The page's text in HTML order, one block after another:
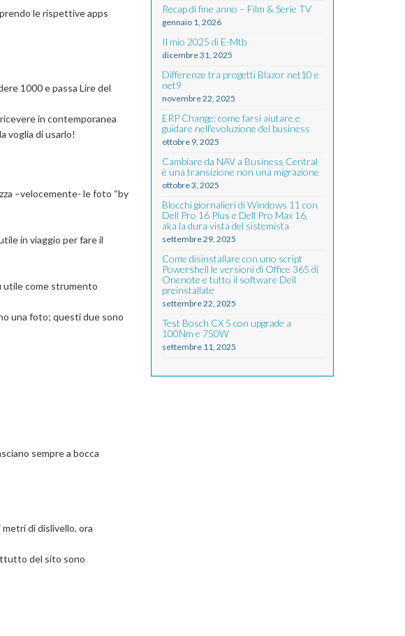
le rispettive apps
1000 e passa Lire del
in contemporanea
voglia di usarlo!
–velocemente- le foto “by
in viaggio per fare il
utile come strumento
una foto; questi due sono
sempre a bocca
metri di dislivello, ora
del sito sono
Recap di fine anno – Film & Serie TV
gennaio 1, 2026
Il mio 2025 di E-Mtb
dicembre 31, 2025
Differenze tra progetti Blazor net10 e
net9
novembre 22, 2025
ERP Change: come farsi aiutare e
guidare nell'evoluzione del business
ottobre 9, 2025
Cambiare da NAV a Business Central
è una transizione non una migrazione
ottobre 3, 2025
Blocchi giornalieri di Windows 11 con
Dell Pro 16 Plus e Dell Pro Max 16,
aka la dura vista del sistemista
settembre 29, 2025
Come disinstallare con uno script
Powershell le versioni di Office 365 di
Onenote e tutto il software Dell
preinstallate
settembre 22, 2025
Test Bosch CX 5 con upgrade a
100Nm e 750W
settembre 11, 2025